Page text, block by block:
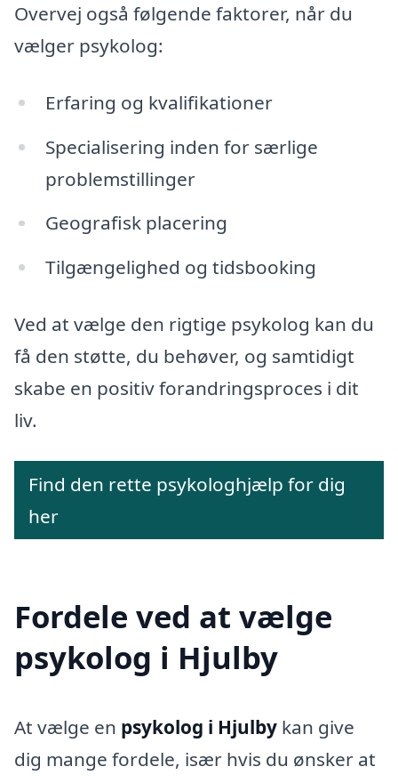
Overvej også følgende faktorer, når du
vælger psykolog:
Erfaring og kvalifikationer
Specialisering inden for særlige
problemstillinger
Geografisk placering
Tilgængelighed og tidsbooking
Ved at vælge den rigtige psykolog kan du
få den støtte, du behøver, og samtidigt
skabe en positiv forandringsproces i dit
liv.
Find den rette psykologhjælp for dig
her
Fordele ved at vælge
psykolog i Hjulby
At vælge en psykolog i Hjulby kan give
dig mange fordele, især hvis du ønsker at